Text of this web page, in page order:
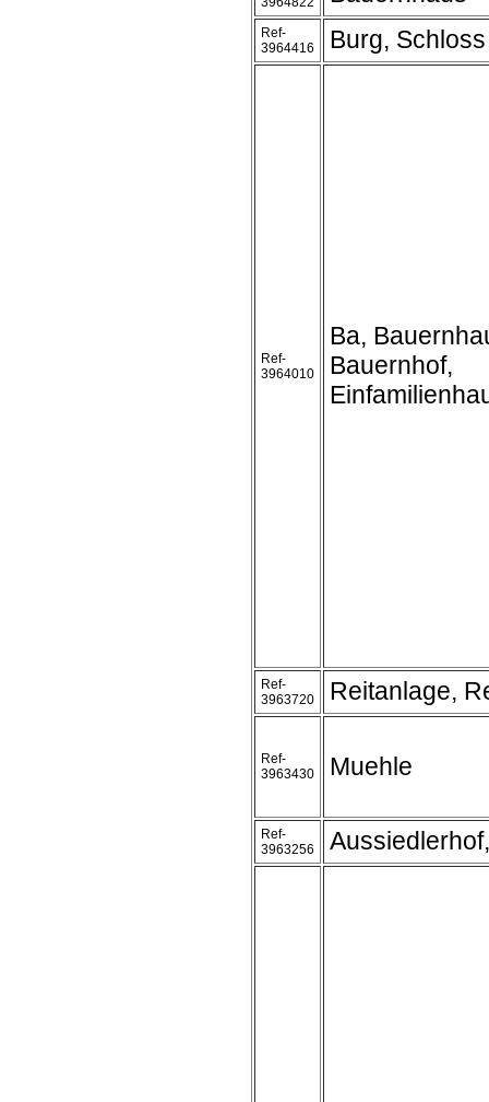
Ref-
3964416
Burg, Schloss
Ref-
3964010
Ba,
Bauernhof,
Ref-
3963720
Reitanlage,
Ref-
3963430
Muehle
Ref-
3963256